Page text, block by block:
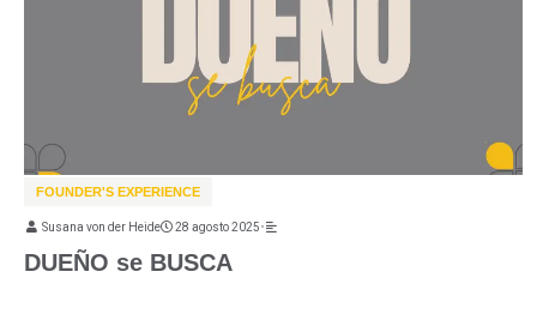
FOUNDER'S EXPERIENCE
DUEÑO se BUSCA
Susana von der Heide 28 agosto 2025•